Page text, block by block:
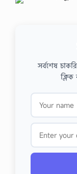
সর্বশেষ
ক্লিক